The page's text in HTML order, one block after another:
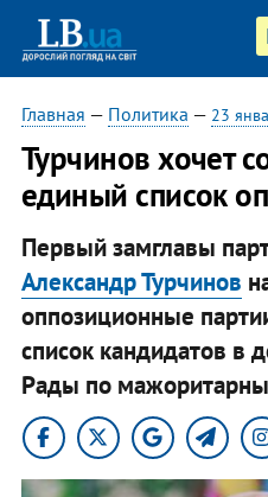
Главная — Политика — 23
Турчинов хочет
единый список
Первый замглавы
Александр Турчинов
оппозиционные
список кандидатов в
Рады по